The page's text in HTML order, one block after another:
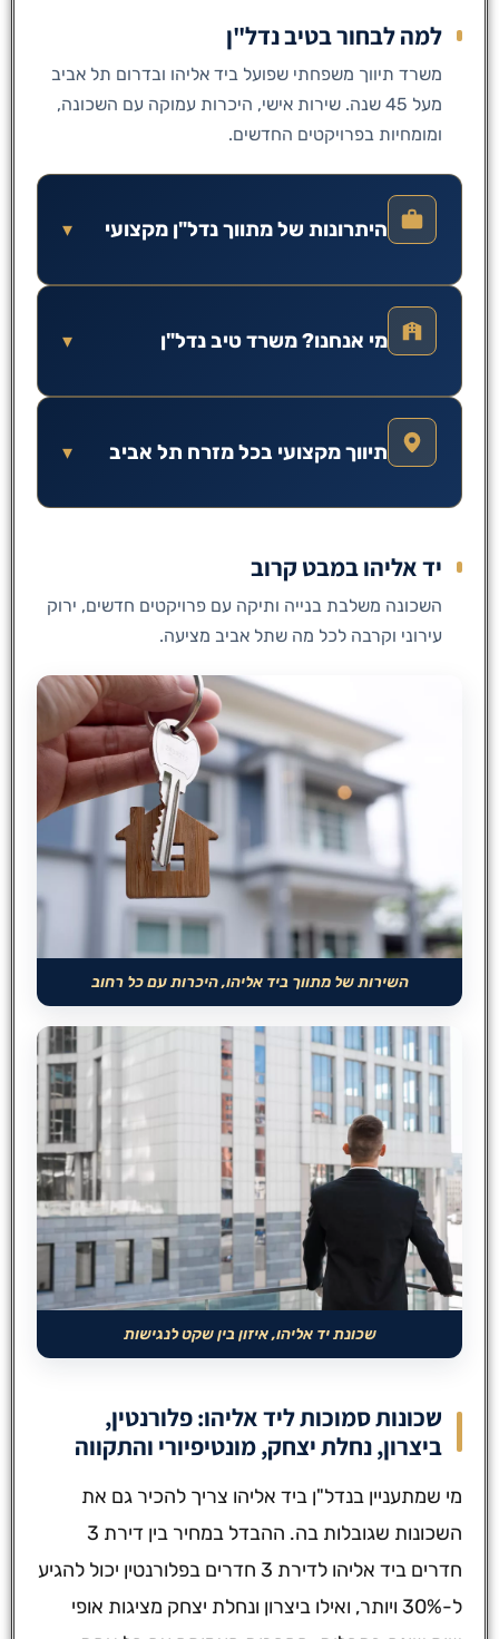
למה לבחור בטיב נדל"ן
משרד תיווך משפחתי שפועל ביד אליהו ובדרום תל אביב
מעל 45 שנה. שירות אישי, היכרות עמוקה עם השכונה,
ומומחיות בפרויקטים החדשים.
היתרונות של מתווך נדל"ן מקצועי
מי אנחנו? משרד טיב נדל"ן
תיווך מקצועי בכל מזרח תל אביב
יד אליהו במבט קרוב
השכונה משלבת בנייה ותיקה עם פרויקטים חדשים, ירוק
עירוני וקרבה לכל מה שתל אביב מציעה.
השירות של מתווך ביד אליהו, היכרות עם כל רחוב
שכונת יד אליהו, איזון בין שקט לנגישות
שכונות סמוכות ליד אליהו: פלורנטין,
ביצרון, נחלת יצחק, מונטיפיורי והתקווה
מי שמתעניין בנדל"ן ביד אליהו צריך להכיר גם את
השכונות שגובלות בה. ההבדל במחיר בין דירת 3
חדרים ביד אליהו לדירת 3 חדרים בפלורנטין יכול להגיע
ל-30% ויותר, ואילו ביצרון ונחלת יצחק מציגות אופי